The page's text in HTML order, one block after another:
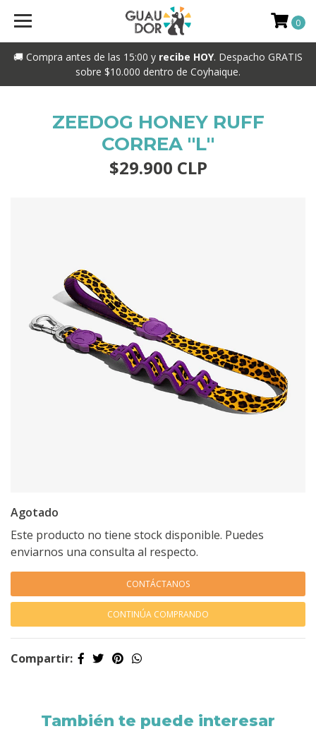
🚚 Compra antes de las 15:00 y recibe HOY. Despacho GRATIS
sobre $10.000 dentro de Coyhaique.
0
ZEEDOG HONEY RUFF
CORREA ''L''
$29.900 CLP
Agotado
Este producto no tiene stock disponible. Puedes
enviarnos una consulta al respecto.
CONTÁCTANOS
CONTINÚA COMPRANDO
Compartir:
También te puede interesar